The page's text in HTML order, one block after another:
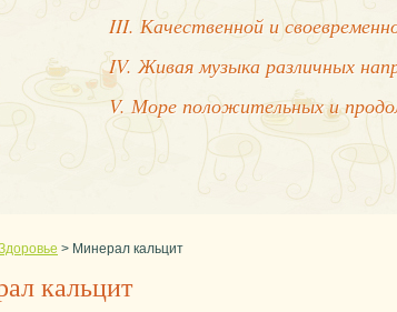
III. Качественной и
IV. Живая музыка различных
V. Море положительных и
> Минерал кальцит
кальцит